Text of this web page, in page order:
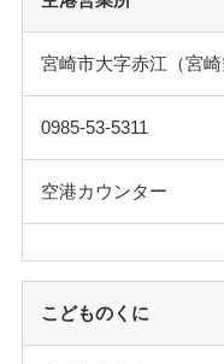
宮崎市大字赤江（宮崎
0985-53-5311
空港カウンター
こどものくに